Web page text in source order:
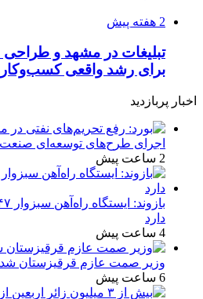
2 هفته پیش
تبلیغات در مشهد و
برای رشد واقعی
اخبار پربازدید
اجرای طرح‌های توسعه‌ای صنعت
2 ساعت پیش
دارد
4 ساعت پیش
وزیر صمت عازم قرقیزستان شد
6 ساعت پیش